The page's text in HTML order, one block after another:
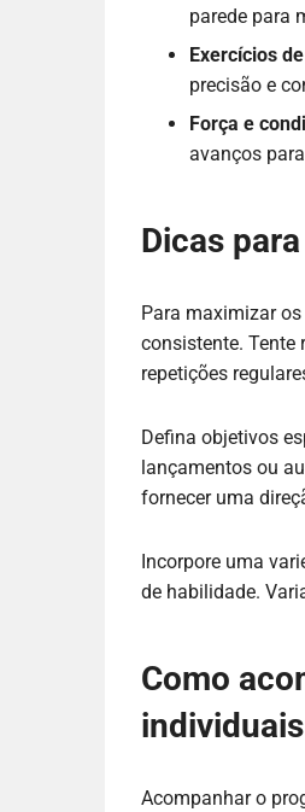
parede para
Exercícios
precisão e
Força e
avanços
Dicas
Para maximizar
consistente. Tente
repetições
Defina objetivos
lançamentos ou
fornecer uma
Incorpore uma
de habilidade.
Como
individuais
Acompanhar o